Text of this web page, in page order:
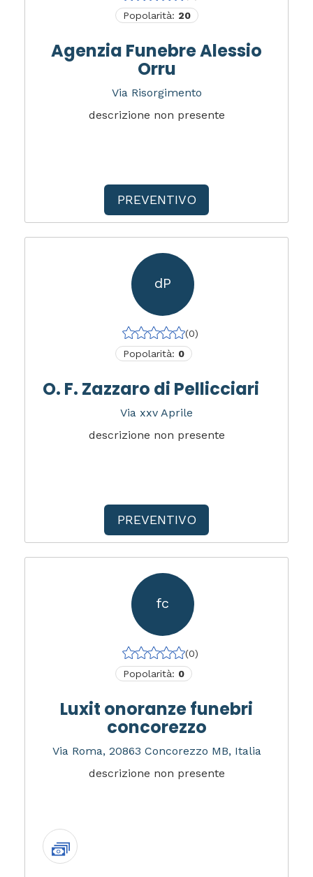
Popolarità: 20
Agenzia Funebre Alessio
Orru
Via Risorgimento
descrizione non presente
PREVENTIVO
dP
(0)
Popolarità: 0
O. F. Zazzaro di Pellicciari
Via xxv Aprile
descrizione non presente
PREVENTIVO
fc
(0)
Popolarità: 0
Luxit onoranze funebri
concorezzo
Via Roma, 20863 Concorezzo MB, Italia
descrizione non presente